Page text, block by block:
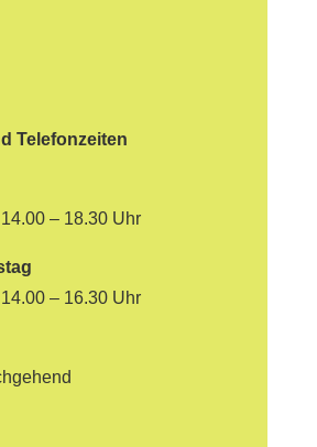
Telefonzeiten
– 18.30 Uhr
– 16.30 Uhr